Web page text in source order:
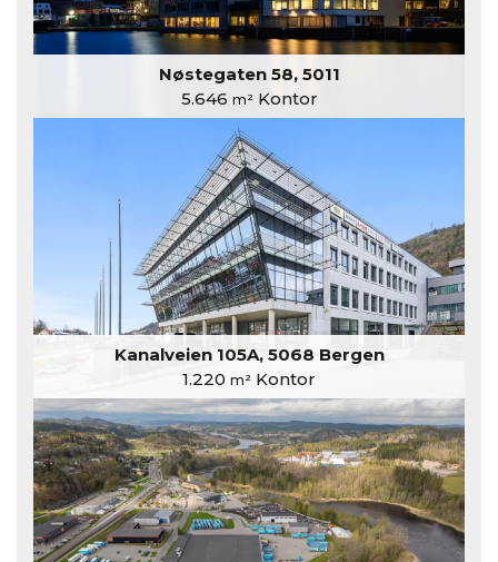
Nøstegaten 58, 5011
5.646 m²Kontor
Kanalveien 105A, 5068 Bergen
1.220 m² Kontor